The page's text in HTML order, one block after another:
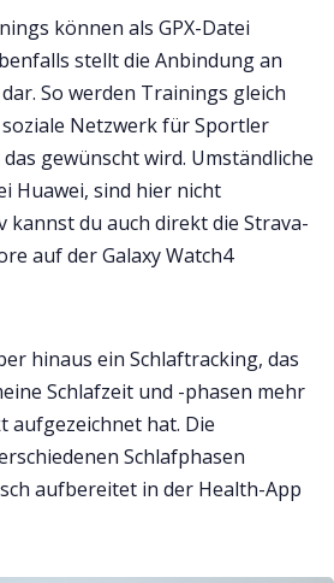
können als GPX-Datei
stellt die Anbindung an
So werden Trainings gleich
Netzwerk für Sportler
gewünscht wird. Umständliche
Huawei, sind hier nicht
kannst du auch direkt die Strava-
auf der Galaxy Watch4
hinaus ein Schlaftracking, das
Schlafzeit und -phasen mehr
hat. Die
Schlafphasen
aufbereitet in der Health-App